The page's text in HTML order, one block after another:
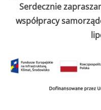
Serdecznie
współpracy